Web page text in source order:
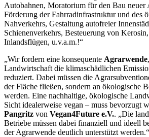
Autobahnen, Moratorium für den Bau neuer
Förderung der Fahrradinfrastruktur und des
Nahverkehrs, Gestaltung autofreier
Schienenverkehrs, Besteuerung von
Inlandsflügen, u.v.a.m.!“
„Wir fordern eine konsequente Agrarwende
Landwirtschaft die klimaschädlichen
reduziert. Dabei müssen die
der Fläche fließen, sondern an ökologische
werden. Eine nachhaltige, ökologische
Sicht idealerweise vegan – muss bevorzugt
Pangritz von Vegan4Future e.V.. „Die
Betriebe müssen dabei finanziell und ideell
der Agrarwende deutlich unterstützt werden.“